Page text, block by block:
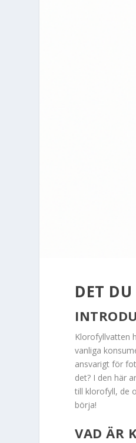
DET
Klorofyllvatten
vanliga
ansvarigt för
det? I den här
till klorofyll, de
börja!
VAD ÄR